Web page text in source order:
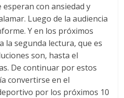
con ansiedad y
Luego de la audiencia
Y en los próximos
la segunda lectura, que es
son, hasta el
De continuar por estos
convertirse en el
por los próximos 10